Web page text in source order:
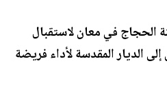
الحجاج في معان لاستقبال
الديار المقدسة لأداء فريضة